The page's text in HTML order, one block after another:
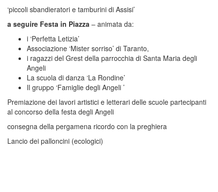
‘piccoli sbandieratori e tamburini di Assisi’
a seguire Festa in Piazza – animata da:
i ‘Perfetta Letizia’
Associazione ‘Mister sorriso’ di Taranto,
i ragazzi del Grest della parrocchia di Santa Maria degli
Angeli
La scuola di danza ‘La Rondine’
Il gruppo ‘Famiglie degli Angeli ’
Premiazione dei lavori artistici e letterari delle scuole partecipanti
al concorso della festa degli Angeli
consegna della pergamena ricordo con la preghiera
Lancio dei palloncini (ecologici)